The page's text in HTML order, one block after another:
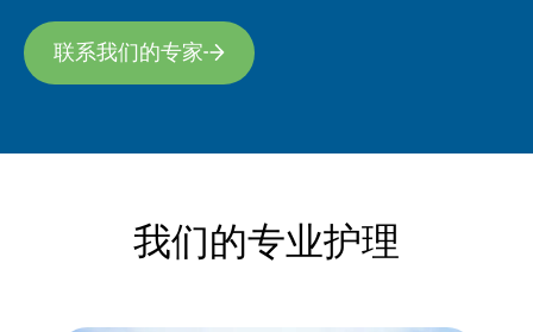
联系我们的专家
我们的专业护理